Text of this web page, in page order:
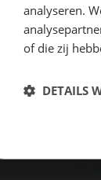
analyseren.
of die zij
DETAILS